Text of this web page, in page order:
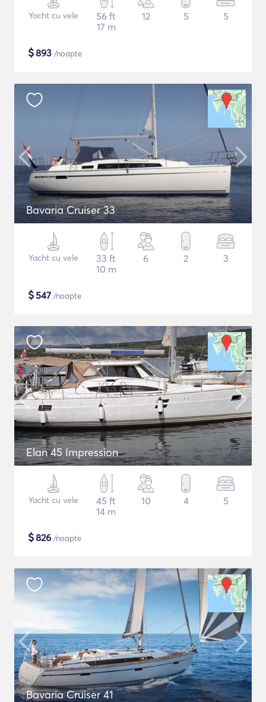
Yacht cu vele
56 ft
17 m
12 5 5
$893 /noapte
Bavaria Cruiser 33
Yacht cu vele
33 ft
10 m
6 2 3
$547 /noapte
Elan 45 Impression
Yacht cu vele
45 ft
14 m
10 4 5
$826 /noapte
Bavaria Cruiser 41